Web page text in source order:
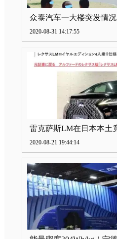
众泰汽车一大楼突发情况
2020-08-31 14:17:55
2020-08-21 19:44:14